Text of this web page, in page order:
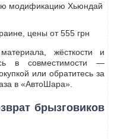
модификацию Хьюндай
цены от 555 грн
жёсткости и
в совместимости —
или обратитесь за
в «АвтоШара».
брызговиков